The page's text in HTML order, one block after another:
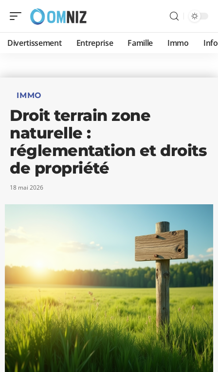
Divertissement Entreprise Famille Immo
IMMO
Droit terrain zone
naturelle :
réglementation et droits
de propriété
18 mai 2026